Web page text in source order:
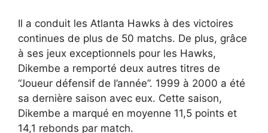
Il a conduit les Atlanta Hawks à des victoires
continues de plus de 50 matchs. De plus, grâce
à ses jeux exceptionnels pour les Hawks,
Dikembe a remporté deux autres titres de
“Joueur défensif de l’année”. 1999 à 2000 a été
sa dernière saison avec eux. Cette saison,
Dikembe a marqué en moyenne 11,5 points et
14,1 rebonds par match.